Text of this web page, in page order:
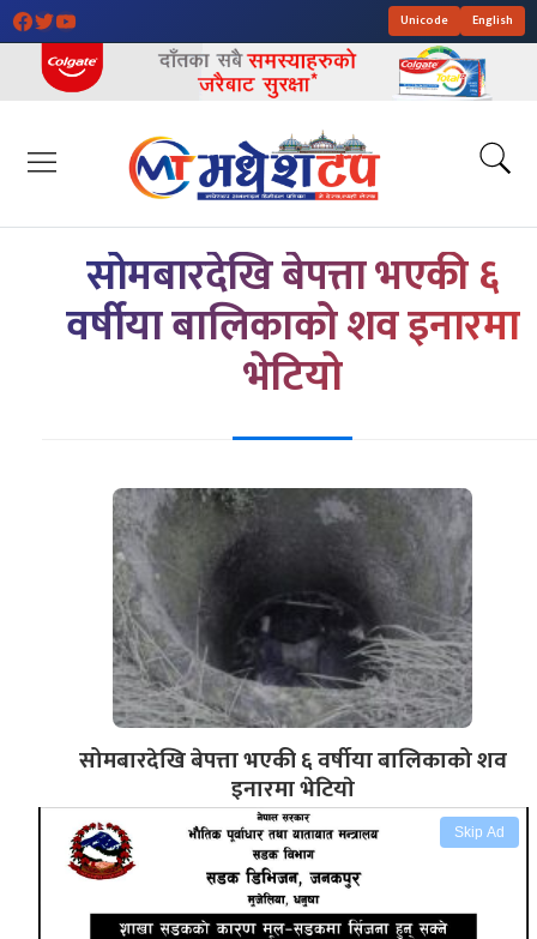
Skip Ad
Unicode English
सोमबारदेखि बेपत्ता भएकी ६
वर्षीया बालिकाको शव इनारमा
भेटियाे
सोमबारदेखि बेपत्ता भएकी ६ वर्षीया बालिकाको शव
इनारमा भेटियाे